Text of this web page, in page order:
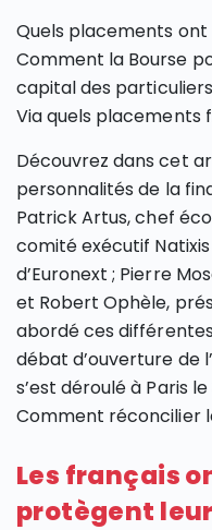
Quels placements
Comment la Bourse
capital des
Via quels placements
Découvrez dans cet
personnalités de la
Patrick Artus, chef
comité exécutif
d’Euronext ; Pierre
et Robert Ophèle,
abordé ces
débat d’ouverture de
s’est déroulé à Paris
Comment réconcilier
Les français
protègent